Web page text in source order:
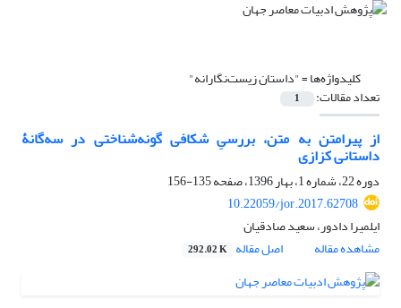
کلیدواژه‌ها ="داستان زیست‌نگارانه"
تعداد مقالات: 1
از پیرامتن به متن، بررسیِ شکافی گونه‌شناختی در سه‌گانۀ
داستانی کزازی
دوره 22، شماره 1، بهار 1396، صفحه
135-156
10.22059/jor.2017.62708
ایلمیرا دادور، سعید صادقیان
مشاهده مقاله
اصل مقاله 292.02 K